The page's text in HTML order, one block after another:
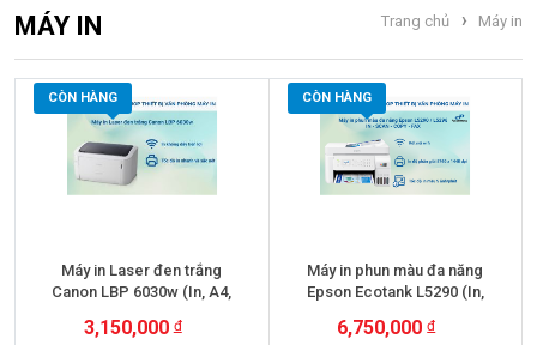
MÁY IN Trang chủ › Máy in
CÒN HÀNG
Máy in Laser đen trắng
Canon LBP 6030w (In, A4,
nguyên seal, mới 100%
3,150,000+ VAT
CÒN HÀNG
Máy in phun màu đa năng
Epson Ecotank L5290 (In,
Duplex, Netwok)
6,750,000+ VAT